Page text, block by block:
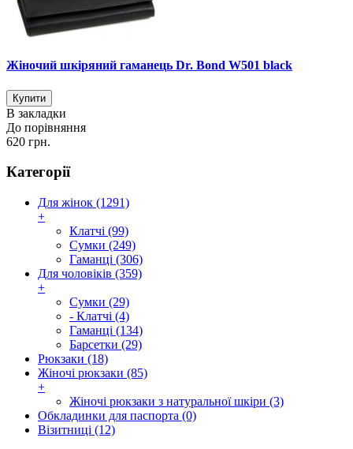
Жіночий шкіряний гаманець Dr. Bond W501 black
В закладки
До порівняння
620 грн.
Категорії
Для жінок (1291)
+
Клатчі (99)
Сумки (249)
Гаманці (306)
Для чоловіків (359)
+
Сумки (29)
- Клатчі (4)
Гаманці (134)
Барсетки (29)
Рюкзаки (18)
Жіночі рюкзаки (85)
+
Жіночі рюкзаки з натуральної шкіри (3)
Обкладинки для паспорта (0)
Візитниці (12)